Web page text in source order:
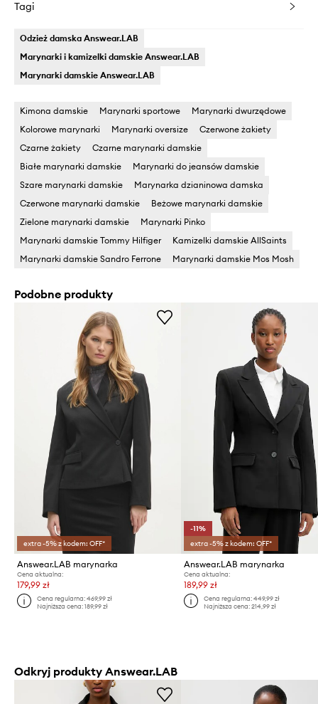
Tagi
Odzież damska Answear.LAB
Marynarki i kamizelki damskie Answear.LAB
Marynarki damskie Answear.LAB
Kimona damskie Marynarki sportowe
Marynarki dwurzędowe
Kolorowe marynarki
Marynarki oversize
Czerwone żakiety
Czarne żakiety
Czarne marynarki damskie
Białe marynarki damskie
Marynarki do jeansów damskie
Szare marynarki damskie
Marynarka dzianinowa damska
Czerwone marynarki damskie
Beżowe marynarki damskie
Zielone marynarki damskie
Marynarki Pinko
Marynarki damskie Tommy Hilfiger
Kamizelki damskie AllSaints
Marynarki damskie Sandro Ferrone
Marynarki damskie Mos Mosh
Podobne produkty
extra -5% z kodem: OFF*
Answear.LAB marynarka
Cena aktualna:
179,99 zł
Cena regularna:469,99 zł
Najniższa cena:189,99 zł
-11%
extra -5% z kodem: OFF*
Answear.LAB marynarka
Cena aktualna:
189,99 zł
Cena regularna: 449,99 zł
Najniższa cena: 214,99 zł
Odkryj produkty Answear.LAB